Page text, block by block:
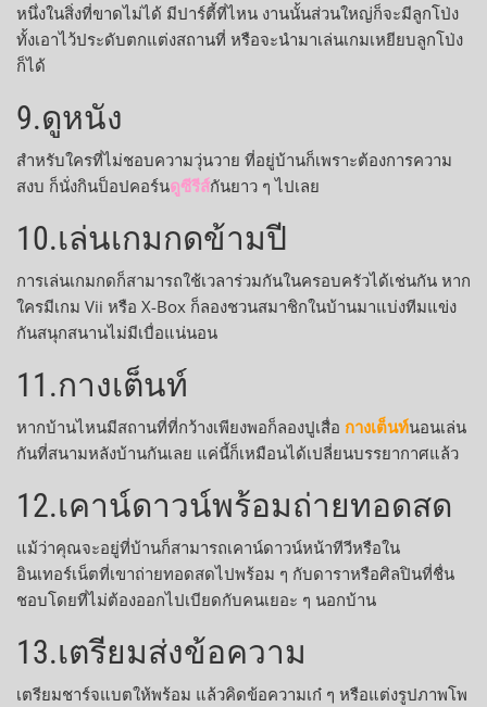
หนึ่งในสิ่งที่ขาดไม่ได้ มีปาร์ตี้ที่ไหน งานนั้นส่วนใหญ่ก็จะมีลูกโป่ง
ทั้งเอาไว้ประดับตกแต่งสถานที่ หรือจะนำมาเล่นเกมเหยียบลูกโป่ง
ก็ได้
9.ดูหนัง
สำหรับใครที่ไม่ชอบความวุ่นวาย ที่อยู่บ้านก็เพราะต้องการความ
สงบ ก็นั่งกินป็อปคอร์นดูซีรีส์กันยาว ๆ ไปเลย
10.เล่นเกมกดข้ามปี
การเล่นเกมกดก็สามารถใช้เวลาร่วมกันในครอบครัวได้เช่นกัน หาก
ใครมีเกม Vii หรือ X-Box ก็ลองชวนสมาชิกในบ้านมาแบ่งทีมแข่ง
กันสนุกสนานไม่มีเบื่อแน่นอน
11.กางเต็นท์
หากบ้านไหนมีสถานที่ที่กว้างเพียงพอก็ลองปูเสื่อ กางเต็นท์นอนเล่น
กันที่สนามหลังบ้านกันเลย แค่นี้ก็เหมือนได้เปลี่ยนบรรยากาศแล้ว
12.เคาน์ดาวน์พร้อมถ่ายทอดสด
แม้ว่าคุณจะอยู่ที่บ้านก็สามารถเคาน์ดาวน์หน้าทีวีหรือใน
อินเทอร์เน็ตที่เขาถ่ายทอดสดไปพร้อม ๆ กับดาราหรือศิลปินที่ชื่น
ชอบโดยที่ไม่ต้องออกไปเบียดกับคนเยอะ ๆ นอกบ้าน
13.เตรียมส่งข้อความ
เตรียมชาร์จแบตให้พร้อม แล้วคิดข้อความเก๋ ๆ หรือแต่งรูปภาพโพ